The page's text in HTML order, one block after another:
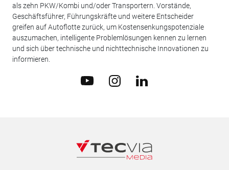
als zehn PKW/Kombi und/oder Transportern. Vorstände,
Geschäftsführer, Führungskräfte und weitere Entscheider
greifen auf Autoflotte zurück, um Kostensenkungspotenziale
auszumachen, intelligente Problemlösungen kennen zu lernen
und sich über technische und nichttechnische Innovationen zu
informieren.